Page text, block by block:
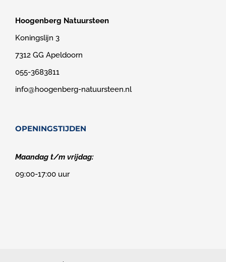
Hoogenberg Natuursteen
Koningslijn 3
7312 GG Apeldoorn
055-3683811
info@hoogenberg-natuursteen.nl
OPENINGSTIJDEN
Maandag t/m vrijdag:
09:00-17:00 uur